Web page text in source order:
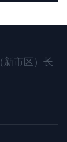
新市区）长